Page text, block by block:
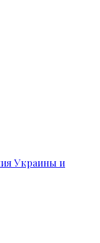
Украины и